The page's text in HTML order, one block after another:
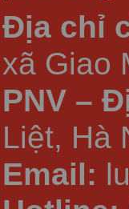
Địa chỉ
xã Giao
PNV –
Liệt, Hà
Email: